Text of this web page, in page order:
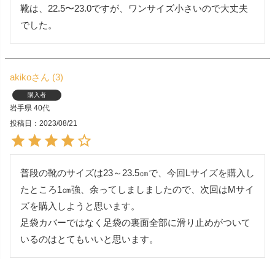
靴は、22.5〜23.0ですが、ワンサイズ小さいので大丈夫
でした。
akiko 3
購入者
岩手県 40代
投稿日
2023/08/21
普段の靴のサイズは23～23.5㎝で、今回Lサイズを購入し
たところ1㎝強、余ってしましましたので、次回はMサイ
ズを購入しようと思います。
足袋カバーではなく足袋の裏面全部に滑り止めがついて
いるのはとてもいいと思います。